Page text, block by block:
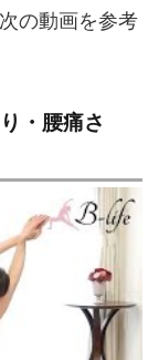
の動画を参考
・腰痛さ